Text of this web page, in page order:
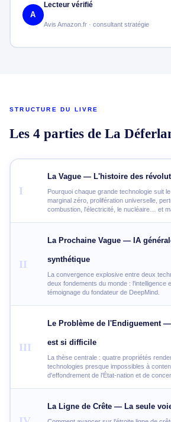
A
Lecteur vérifié
Avis Amazon.fr · consultant stratégie
STRUCTURE DU LIVRE
Les 4 parties de La
I
La Vague — L'histoire des
Pourquoi chaque grande technologie suit
marginal zéro, prolifération universelle,
combustion, l'électricité, le nucléaire… et
II
La Prochaine Vague — IA
synthétique
La convergence explosive entre deux
deux fondements du monde : l'intelligence
témoignage du fondateur de DeepMind.
III
Le Problème de l'Endiguement
est si difficile
La thèse centrale : quatre propriétés
technologies presque impossibles à
d'effondrement de l'État-nation et de
La Ligne de Crête — La seule